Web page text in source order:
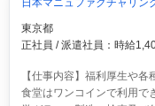
日本マニュファクチャリン
東京都
正社員 / 派遣社員：時給
【仕事内容】福利厚生や
食堂はワンコインで利用で